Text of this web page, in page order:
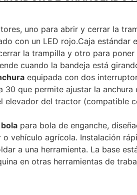
uno para abrir y cerrar la
con un LED rojo.Caja estándar
la trampilla y otro para poner
cuando la bandeja está
equipada con dos
que permite ajustar la anchura
elevador del tractor (compatible
para bola de enganche,
vehículo agrícola. Instalación
a una herramienta. La base
en otras herramientas de